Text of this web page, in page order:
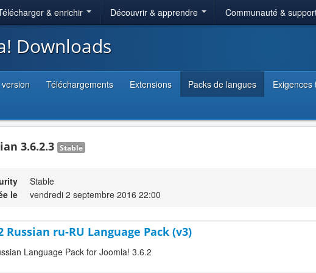
& enrichir Découvrir & apprendre Communauté &
Downloads
Téléchargements Extensions Packs de langues Exigences
3.6.2.3 Stable
Stable
le
vendredi 2 septembre 2016 22:00
Russian ru-RU Language Pack (v3)
Language Pack for Joomla! 3.6.2